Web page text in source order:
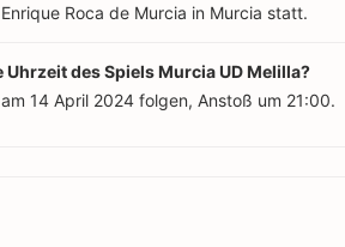
Roca de Murcia in Murcia statt.
Uhrzeit des Spiels Murcia UD Melilla?
14 April 2024 folgen, Anstoß um 21:00.